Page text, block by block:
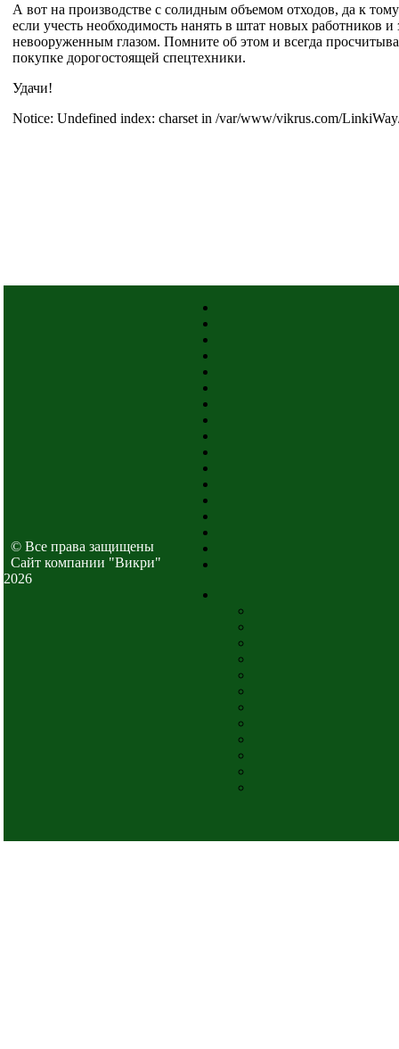
А вот на производстве с солидным объемом отходов, да к
если учесть необходимость нанять в штат новых работников
невооруженным глазом. Помните об этом и всегда
покупке дорогостоящей спецтехники.
Удачи!
Notice: Undefined index: charset in /var/www/vikrus.com/
© Все права защищены
Cайт компании "Викри"
2026